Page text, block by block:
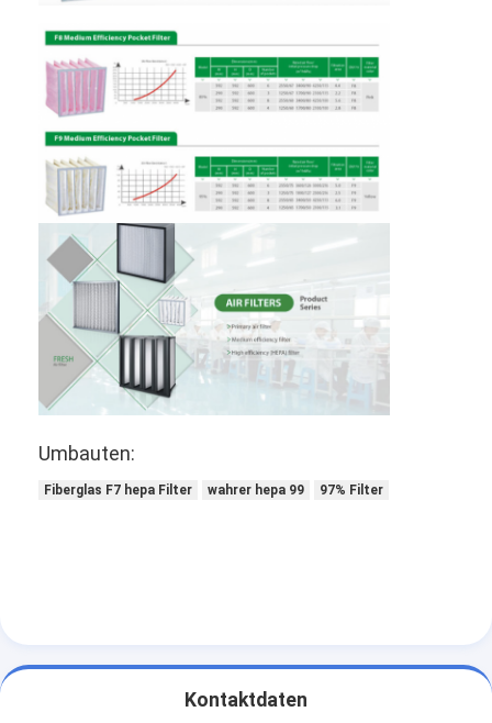
Videos
Über uns
Werksbesichtigung
Qualitätskontrolle
Kontakt mit uns
Neuigkeiten
Wir Reden Jetzt.
Luftfilter, der Maschine herstellt
Luftfilter-Produktionsmaschine
Taschen-Filter, der Maschine herstellt
Umbauten:
Fiberglas F7 hepa Filter wahrer hepa 99 97% Filter
Kontaktdaten